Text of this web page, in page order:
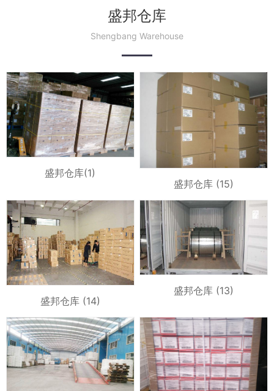
盛邦仓库
Shengbang Warehouse
盛邦仓库(1)
盛邦仓库 (15)
盛邦仓库 (14)
盛邦仓库 (13)